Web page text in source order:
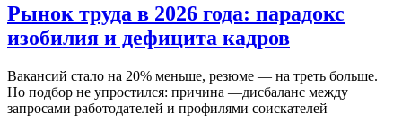
Рынок труда в 2026 года: парадокс
изобилия и дефицита кадров
Вакансий стало на 20% меньше, резюме — на треть больше.
Но подбор не упростился: причина —дисбаланс между
запросами работодателей и профилями соискателей